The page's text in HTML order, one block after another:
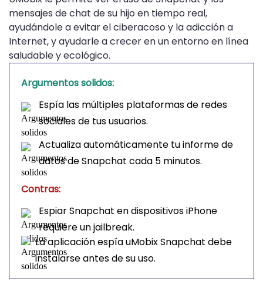
mensajes de chat de su hijo en tiempo real,
ayudándole a evitar el ciberacoso y la adicción a
Internet, y ayudarle a crecer en un entorno en línea
saludable y ecológico.
Argumentos solidos:
Espía las múltiples plataformas de redes
sociales de tus usuarios.
Actualiza automáticamente tu informe de
datos de Snapchat cada 5 minutos.
Contras:
Espiar Snapchat en dispositivos iPhone
requiere un jailbreak.
La aplicación espía uMobix Snapchat debe
instalarse antes de su uso.